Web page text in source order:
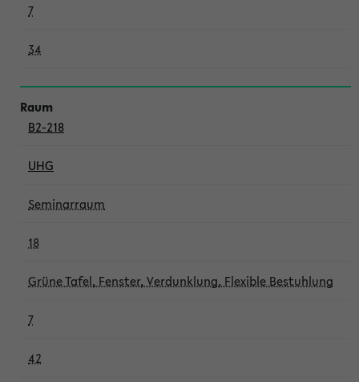
7
34
B2-218
UHG
Seminarraum
18
Grüne Tafel, Fenster, Verdunklung, Flexible Bestuhlung
7
42